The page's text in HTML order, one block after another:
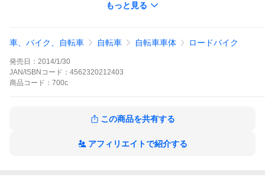
リム:アルミ製 セミエアロリムホイール
梱包サイズ:長さ：約134cm×幅：約24cm×高さ：約70cm
★一部組立がございます【ハンドル・サドル・ペダル・前カゴ、
前輪（クイックレリーズ式、工具なしで取付できます）】。
★改良などにより予告なくデザイン・仕様の変更がある場合があ
もっと見る
車、バイク、自転車 自転車 自転車車体 ロードバイク
発売日： 2014/1/30
JAN/ISBNコード： 4562320212403
商品 コード： 700c
この商品を共有する
アフィリエイトで紹介する